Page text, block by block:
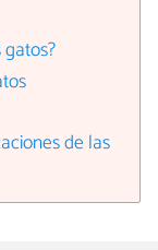
de las